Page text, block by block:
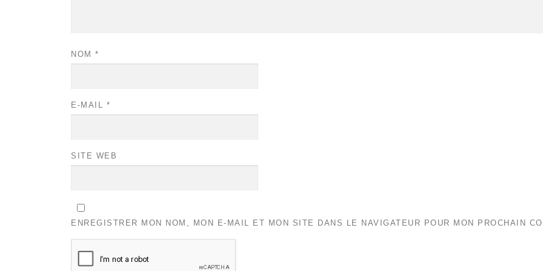
NOM *
E-MAIL *
SITE WEB
ENREGISTRER MON NOM, MON E-MAIL ET MON SITE DANS LE NAVIGATEUR POUR MON PROCHAIN